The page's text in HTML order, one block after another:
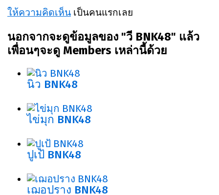
ให้ความคิดเห็น เป็นคนแรกเลย
นอกจากจะดูข้อมูลของ "วี BNK48" แล้ว
เพื่อนๆจะดู Members เหล่านี้ด้วย
นิว BNK48
ไข่มุก BNK48
ปูเป้ BNK48
เฌอปราง BNK48